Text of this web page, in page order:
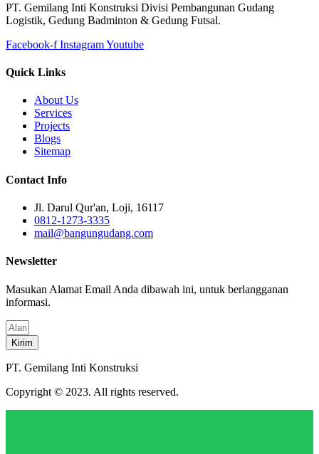
PT. Gemilang Inti Konstruksi Divisi Pembangunan Gudang
Logistik, Gedung Badminton & Gedung Futsal.
Facebook-f InstagramYoutube
Quick Links
About Us
Services
Projects
Blogs
Sitemap
Contact Info
Jl. Darul Qur'an, Loji, 16117
0812-1273-3335
mail@bangungudang.com
Newsletter
Masukan Alamat Email Anda dibawah ini, untuk berlangganan
informasi.
Kirim
PT. Gemilang Inti Konstruksi
Copyright © 2023. All rights reserved.